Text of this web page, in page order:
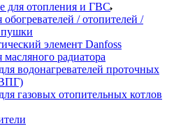
для отопления и ГВС
/ отопителей /
пушки
элемент Danfoss
радиатора
водонагревателей проточных
газовых отопительных котлов